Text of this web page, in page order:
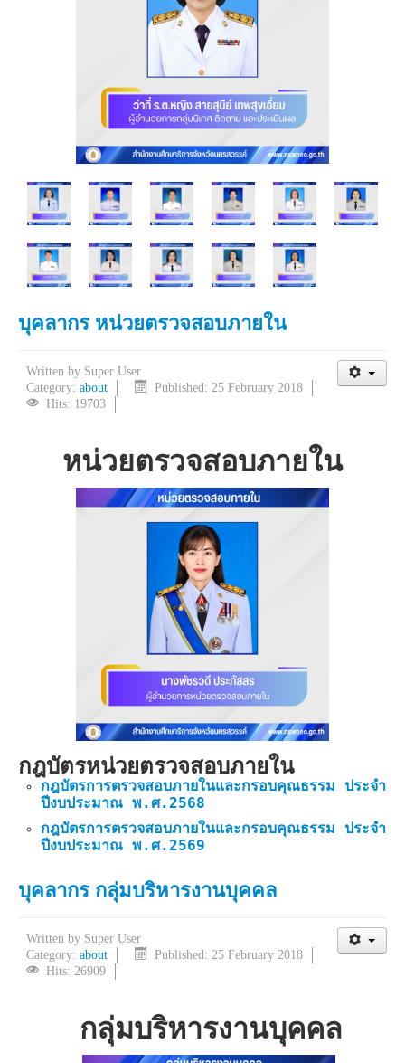
บุคลากร หน่วยตรวจสอบภายใน
Written by Super User
Category: about
Published: 25 February 2018
Hits: 19703
หน่วยตรวจสอบภายใน
กฎบัตรหน่วยตรวจสอบภายใน
กฎบัตรการตรวจสอบภายในและกรอบคุณธรรม ประจำ
ปีงบประมาณ พ.ศ.2568
กฎบัตรการตรวจสอบภายในและกรอบคุณธรรม ประจำ
ปีงบประมาณ พ.ศ.2569
บุคลากร กลุ่มบริหารงานบุคคล
Written by Super User
Category: about
Published: 25 February 2018
Hits: 26909
กลุ่มบริหารงานบุคคล